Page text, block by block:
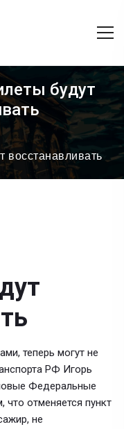
будут
восстанавливать
теперь могут не
РФ Игорь
Федеральные
что отменяется пункт
не